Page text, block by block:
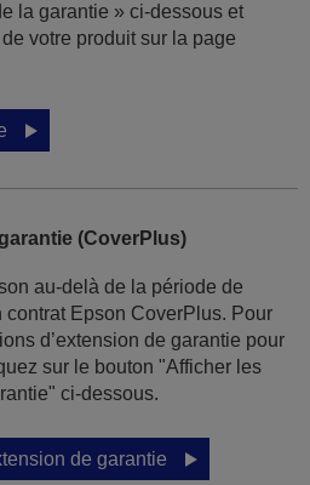
la garantie » ci-dessous et
votre produit sur la page
(CoverPlus)
au-delà de la période de
Epson CoverPlus. Pour
d’extension de garantie pour
sur le bouton "Afficher les
ci-dessous.
de garantie